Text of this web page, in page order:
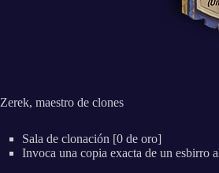
Zerek, maestro de clones
Sala de clonación [0 de oro]
Invoca una copia exacta de un esbirro